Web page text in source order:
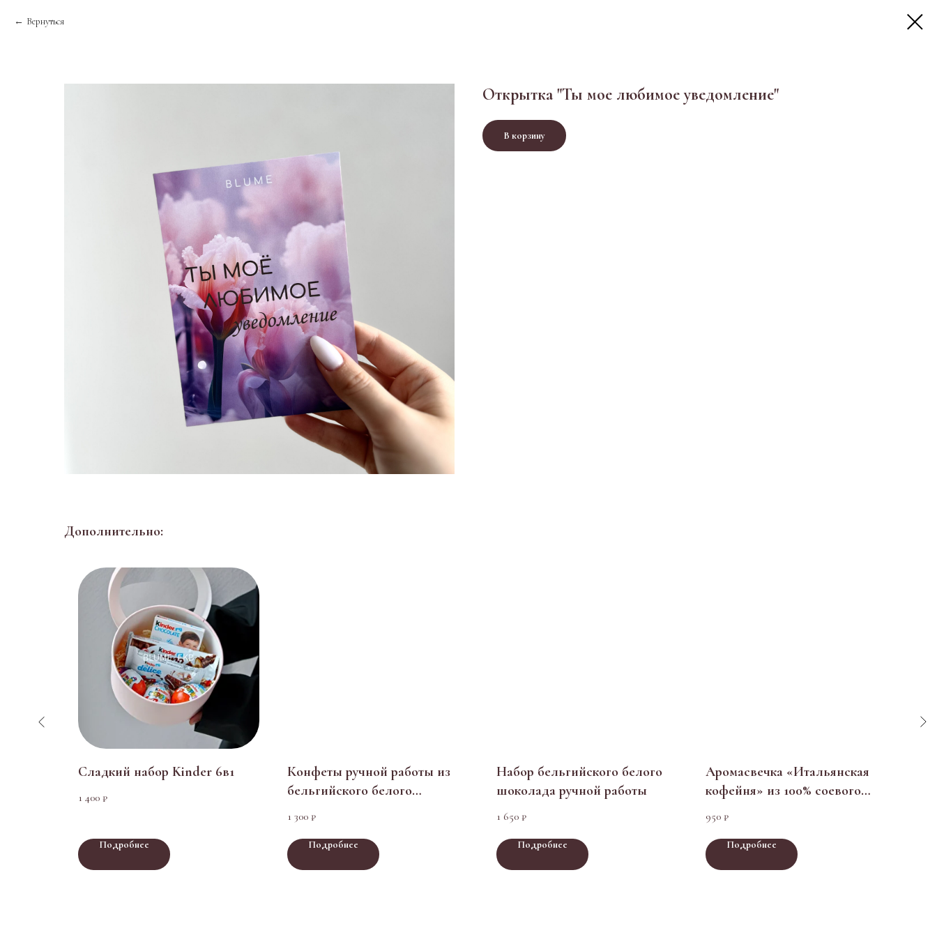
Вернуться
Открытка "Ты мое любимое уведомление"
В корзину
Дополнительно:
Сладкий набор Kinder 6в1
1 400 ₽
Подробнее
Конфеты ручной работы из
бельгийского белого
1 300 ₽
Подробнее
Набор бельгийского белого
шоколада ручной работы
1 650 ₽
Подробнее
Аромасвечка «Итальянская
кофейня» из 100% соевого
950 ₽
Подробнее